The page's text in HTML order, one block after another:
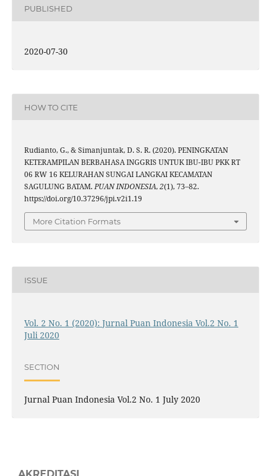
PUBLISHED
2020-07-30
HOW TO CITE
Rudianto, G., & Simanjuntak, D. S. R. (2020). PENINGKATAN
KETERAMPILAN BERBAHASA INGGRIS UNTUK IBU-IBU PKK RT
06 RW 16 KELURAHAN SUNGAI LANGKAI KECAMATAN
SAGULUNG BATAM.PUAN INDONESIA,2(1), 73–82.
https://doi.org/10.37296/jpi.v2i1.19
More Citation Formats
ISSUE
Vol. 2 No. 1 (2020): Jurnal Puan Indonesia Vol.2 No. 1
Juli 2020
SECTION
Jurnal Puan Indonesia Vol.2 No. 1 July 2020